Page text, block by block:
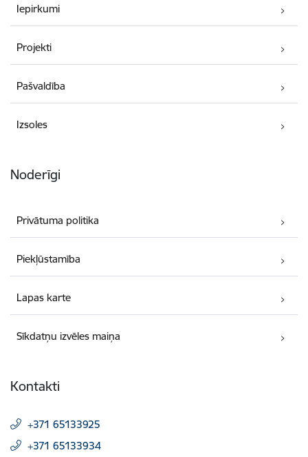
Iepirkumi
Projekti
Pašvaldība
Izsoles
Noderīgi
Privātuma politika
Piekļūstamība
Lapas karte
Sīkdatņu izvēles maiņa
Kontakti
+371 65133925
+371 65133934